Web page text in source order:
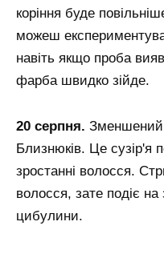
коріння буде
можеш
навіть якщо проба
фарба швидко зійде.
20 серпня. Зменшений
Близнюків. Це сузір'я
зростанні волосся.
волосся, зате подіє на
цибулини.